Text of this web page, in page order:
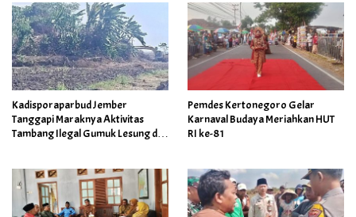
Kadisporaparbud Jember
Tanggapi Maraknya Aktivitas
Tambang Ilegal Gumuk Lesung di
Pemdes Kertonegoro Gelar
Karnaval Budaya Meriahkan HUT
RI ke-81